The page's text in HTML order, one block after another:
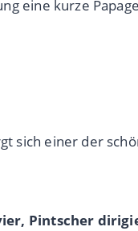
eine kurze
sich einer der
Pintscher